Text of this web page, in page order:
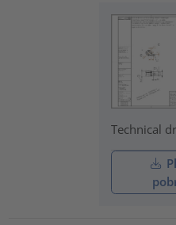
Technical